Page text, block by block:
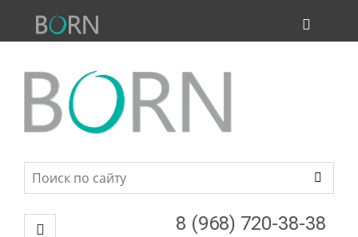
8 (968) 720-38-38
ПРОДУКЦИЯ